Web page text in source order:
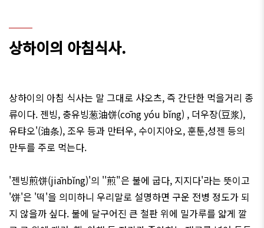
상하이의 아침식사.
상하이의 아침 식사는 말 그대로 샤오츠, 즉 간단한 먹을거리 종
류이다. 젠빙, 충유빙葱油饼(cōng yóu bǐng) , 더우장(豆浆),
유탸오'(油条), 조우 등과 만터우, 수이지아오, 훈툰,성젠 등의
만두를 주로 먹는다.
'젠빙煎饼(jiānbǐng)'의 ''煎"은 불에 굽다, 지지다'라는 뜻이고
'饼'은 '떡'을 의미하니 우리말로 설명하면 구운 전병 정도가 되
지 않을까 싶다. 불에 달구어진 큰 철판 위에 밀가루를 얇게 깔